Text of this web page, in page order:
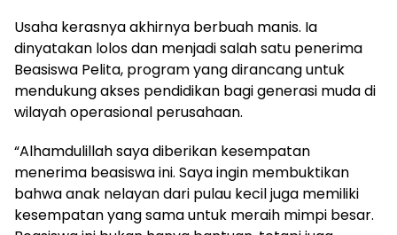
Usaha kerasnya akhirnya berbuah manis. Ia
dinyatakan lolos dan menjadi salah satu penerima
Beasiswa Pelita, program yang dirancang untuk
mendukung akses pendidikan bagi generasi muda di
wilayah operasional perusahaan.
“Alhamdulillah saya diberikan kesempatan
menerima beasiswa ini. Saya ingin membuktikan
bahwa anak nelayan dari pulau kecil juga memiliki
kesempatan yang sama untuk meraih mimpi besar.